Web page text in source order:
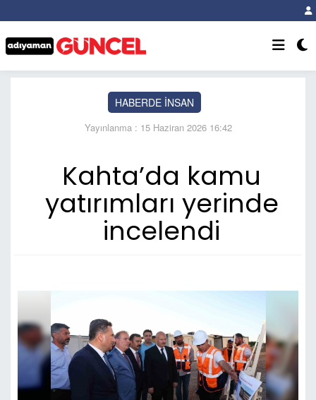
HABERDE İNSAN
Yayınlanma : 15 Haziran 2026 16:42
Kahta’da kamu
yatırımları yerinde
incelendi